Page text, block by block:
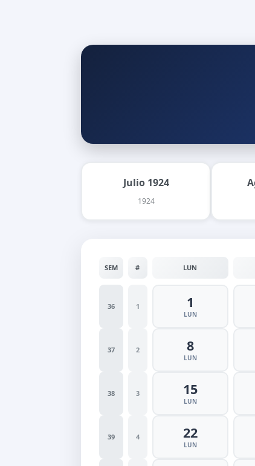
Julio 1924
1924
SEM # LUN
36 1 1
LUN
37 2 8
LUN
38 3 15
LUN
39 4 22
LUN